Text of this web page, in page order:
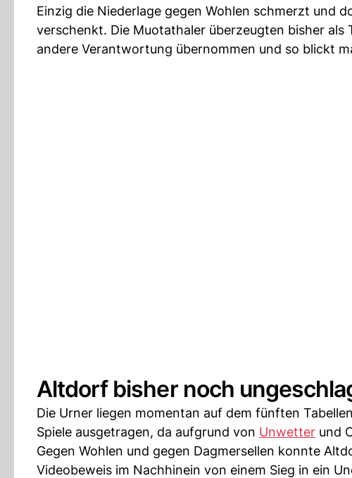
Einzig die Niederlage gegen Wohlen schmerzt und
verschenkt. Die Muotathaler überzeugten bisher
andere Verantwortung übernommen und so blickt
Altdorf bisher noch
Die Urner liegen momentan auf dem fünften
Spiele ausgetragen, da aufgrund von Unwetter und
Gegen Wohlen und gegen Dagmersellen konnte
Videobeweis im Nachhinein von einem Sieg in ein